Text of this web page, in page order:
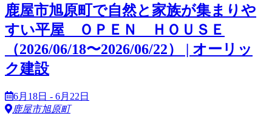
鹿屋市旭原町で自然と家族が集まりや
すい平屋 ＯＰＥＮ ＨＯＵＳＥ
（2026/06/18〜2026/06/22） | オーリッ
ク建設
6月18日 - 6月22日
鹿屋市旭原町